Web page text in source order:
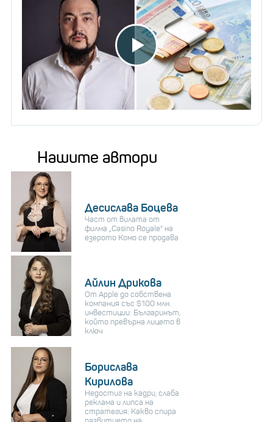
Нашите автори
Десислава Боцева
Част от вилата от
филма „Casino Royale“ на
езерото Комо се продава
Айлин Дрикова
От Apple до собствена
компания със $100 млн.
инвестиции: Българинът,
който превърна лицето в
ключ
Борислава
Кирилова
Недостиг на кадри, слаба
реклама и липса на
стратегия: Какво спира